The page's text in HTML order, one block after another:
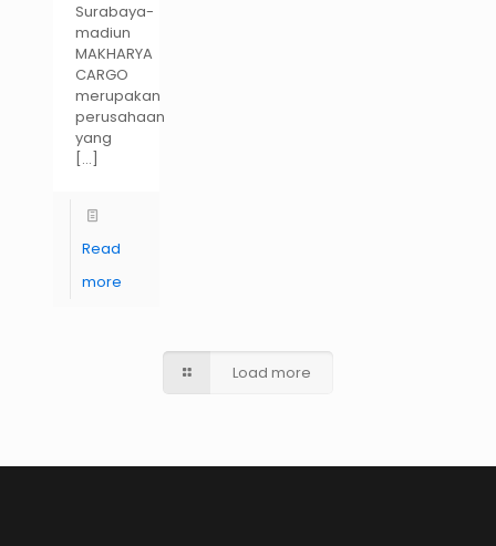
Surabaya-
madiun
MAKHARYA
CARGO
merupakan
perusahaan
yang
[…]
Read
more
Load more